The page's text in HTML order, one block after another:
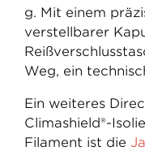
g. Mit einem
verstellbarer
Weg, ein
Ein weiteres
Climashield®-
Filament ist die